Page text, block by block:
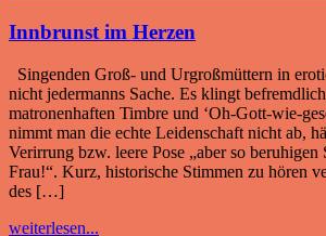
Innbrunst im Herzen
Singenden Groß- und Urgroßmüttern in
nicht jedermanns Sache. Es klingt
matronenhaften Timbre und ‘Oh-Gott-wie-
nimmt man die echte Leidenschaft nicht ab,
Verirrung bzw. leere Pose „aber so
Frau!“. Kurz, historische Stimmen zu hören
des […]
weiterlesen...